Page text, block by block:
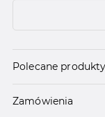
Polecane produkty
Zamówienia